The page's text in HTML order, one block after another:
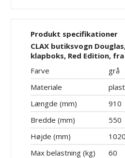
Produkt specifikationer
CLAX butiksvogn
klapboks, Red Edition,
Farve
grå
Materiale
Længde (mm)
910
Bredde (mm)
550
Højde (mm)
1020
Max belastning (kg)
60